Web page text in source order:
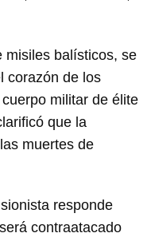
misiles balísticos, se
corazón de los
militar de élite
que la
muertes de
responde
contraatacado